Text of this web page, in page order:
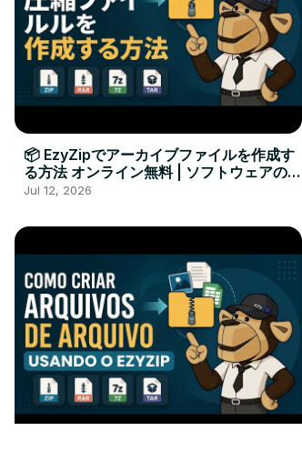
📦 EzyZipでアーカイブファイルを作成す
る方法 オンライン無料 | ソフトウェアのイ
ンストール不要
Jul 12, 2026